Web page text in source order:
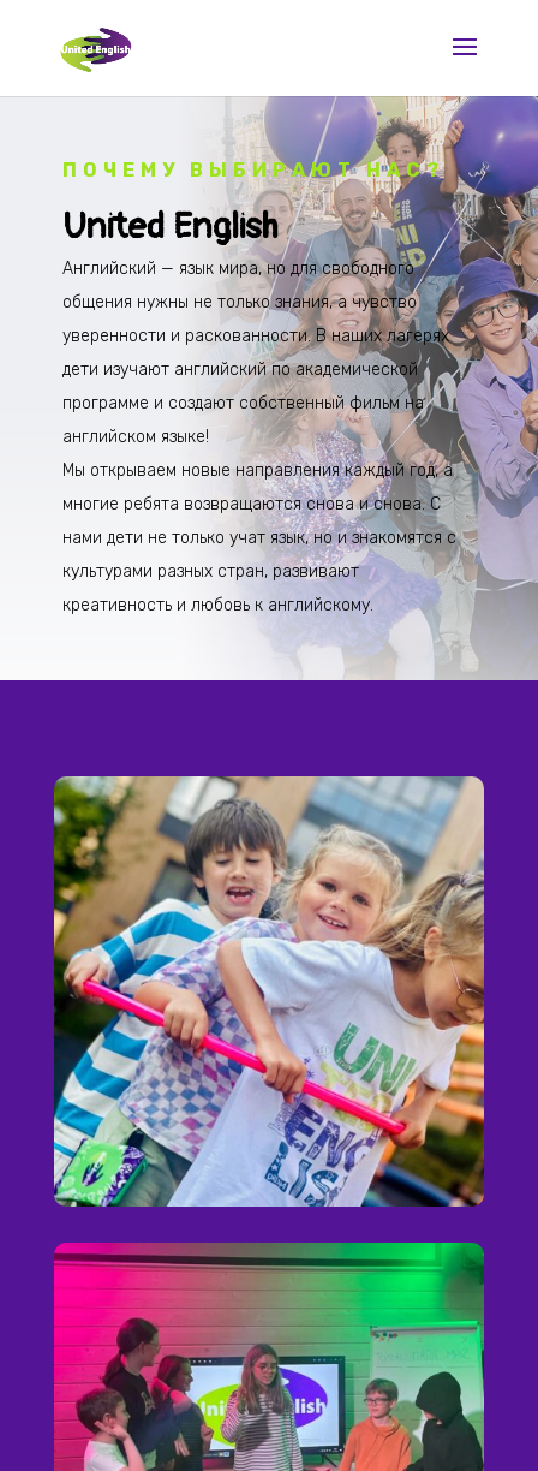
ПОЧЕМУ ВЫБИРАЮТ НАС?
United English
Английский — язык мира, но для свободного
общения нужны не только знания, а чувство
уверенности и раскованности. В наших лагерях
дети изучают английский по академической
программе и создают собственный фильм на
английском языке!
Мы открываем новые направления каждый год, а
многие ребята возвращаются снова и снова. С
нами дети не только учат язык, но и знакомятся с
культурами разных стран, развивают
креативность и любовь к английскому.